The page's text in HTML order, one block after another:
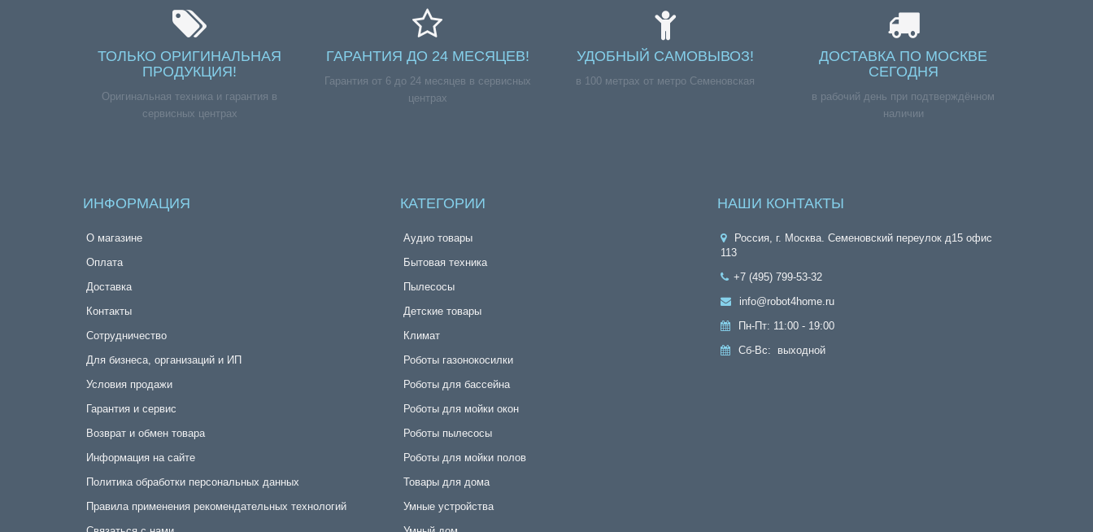
ТОЛЬКО ОРИГИНАЛЬНАЯ
ПРОДУКЦИЯ!
Оригинальная техника и гарантия в
сервисных центрах
ГАРАНТИЯ ДО 24 МЕСЯЦЕВ!
Гарантия от 6 до 24 месяцев в сервисных
центрах
УДОБНЫЙ САМОВЫВОЗ!
в 100 метрах от метро Семеновская
ДОСТАВКА ПО МОСКВЕ
СЕГОДНЯ
в рабочий день при подтверждённом
наличии
ИНФОРМАЦИЯ
О магазине
Оплата
Доставка
Контакты
Сотрудничество
Для бизнеса, организаций и ИП
Условия продажи
Гарантия и сервис
Возврат и обмен товара
Информация на сайте
Политика обработки персональных данных
Правила применения рекомендательных технологий
КАТЕГОРИИ
Аудио товары
Бытовая техника
Пылесосы
Детские товары
Климат
Роботы газонокосилки
Роботы для бассейна
Роботы для мойки окон
Роботы пылесосы
Роботы для мойки полов
Товары для дома
Умные устройства
НАШИ КОНТАКТЫ
Россия, г. Москва. Семеновский переулок д15 офис
113
+7 (495) 799-53-32
info@robot4home.ru
Пн-Пт: 11:00 - 19:00
Сб-Вс: выходной